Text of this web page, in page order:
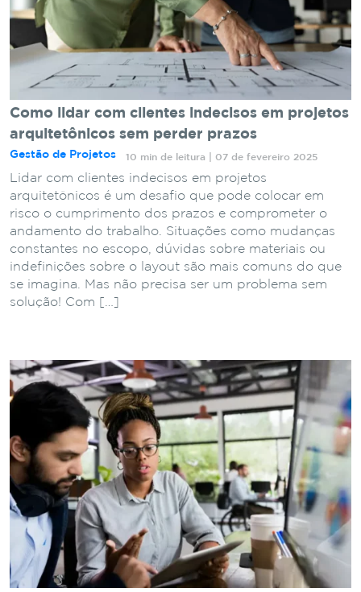
Como lidar com clientes indecisos em projetos
arquitetônicos sem perder prazos
Gestão de Projetos 10 min de leitura | 07 de fevereiro 2025
Lidar com clientes indecisos em projetos
arquitetônicos é um desafio que pode colocar em
risco o cumprimento dos prazos e comprometer o
andamento do trabalho. Situações como mudanças
constantes no escopo, dúvidas sobre materiais ou
indefinições sobre o layout são mais comuns do que
se imagina. Mas não precisa ser um problema sem
solução! Com […]